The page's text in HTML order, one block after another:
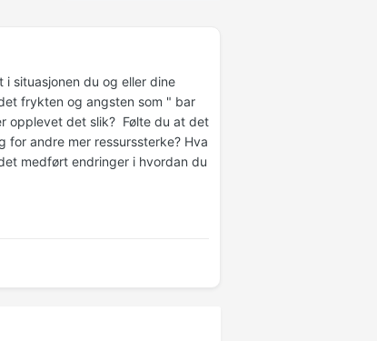
situasjonen du og eller dine
frykten og angsten som " bar
opplevet det slik? Følte du at det
andre mer ressurssterke? Hva
medført endringer i hvordan du